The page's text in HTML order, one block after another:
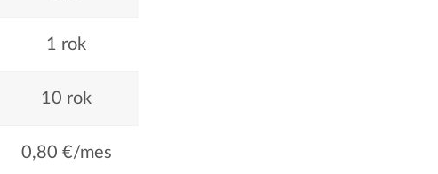
1 rok
10 rok
0,80 €/mes